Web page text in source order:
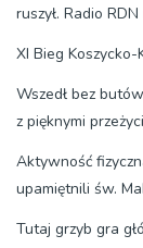
ruszył. Radio
XI Bieg
Wszedł bez
z pięknymi
Aktywność
upamiętnili św.
Tutaj grzyb gra